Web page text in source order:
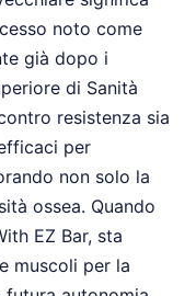
noto come
già dopo i
di Sanità
resistenza sia
per
non solo la
ossea. Quando
EZ Bar, sta
muscoli per la